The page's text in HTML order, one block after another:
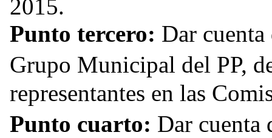
2015.
Punto tercero: Dar
Grupo Municipal del PP,
representantes en las
Punto cuarto: Dar